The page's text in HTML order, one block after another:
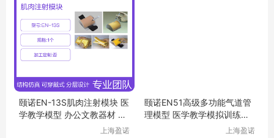
颐诺EN-13S肌肉注射模块 医
学教学模型 办公文教器材 人
上海盈诺
颐诺EN51高级多功能气道管
理模型 医学教学模拟训练器
上海盈诺